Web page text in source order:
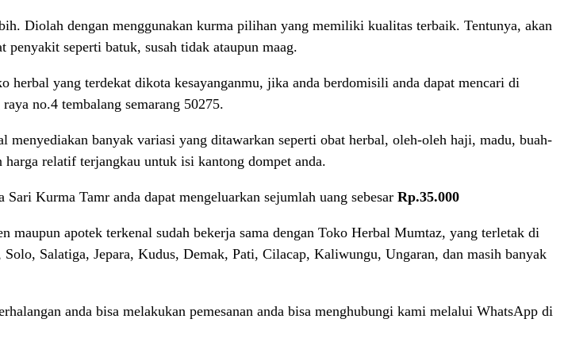
Diolah dengan menggunakan kurma pilihan yang memiliki kualitas terbaik. Tentunya, akan
penyakit seperti batuk, susah tidak ataupun maag.
yang terdekat dikota kesayanganmu, jika anda berdomisili anda dapat mencari di
no.4 tembalang semarang 50275.
banyak variasi yang ditawarkan seperti obat herbal, oleh-oleh haji, madu, buah-
relatif terjangkau untuk isi kantong dompet anda.
Kurma Tamr anda dapat mengeluarkan sejumlah uang sebesar Rp.35.000
apotek terkenal sudah bekerja sama dengan Toko Herbal Mumtaz, yang terletak di
Salatiga, Jepara, Kudus, Demak, Pati, Cilacap, Kaliwungu, Ungaran, dan masih banyak
anda bisa melakukan pemesanan anda bisa menghubungi kami melalui WhatsApp di